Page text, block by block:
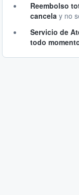
Reembolso
cancela y no
Servicio de
todo